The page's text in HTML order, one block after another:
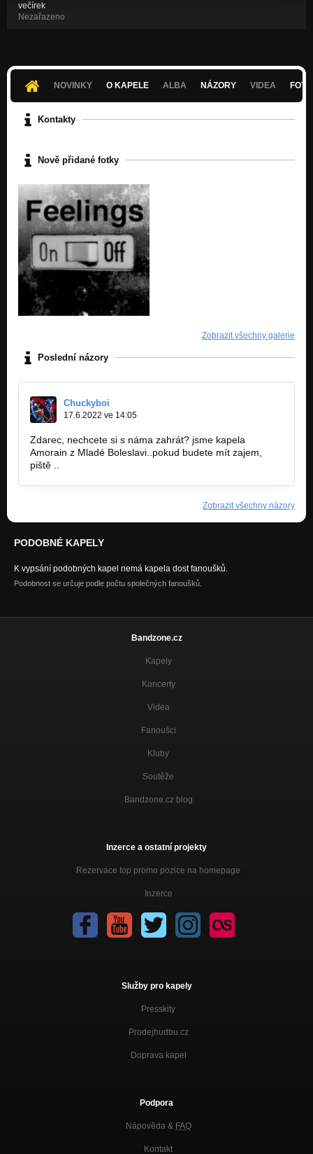
večírek
Nezařazeno
NOVINKY O KAPELE ALBA NÁZORY VIDEA
Kontakty
Nově přidané fotky
Zobrazit všechny galerie
Poslední názory
Chuckyboi
17.6.2022 ve 14:05
Zdarec, nechcete si s náma zahrát? jsme kapela
Amorain z Mladé Boleslavi..pokud budete mít zajem,
piště ..
Zobrazit všechny názory
PODOBNÉ KAPELY
K vypsání podobných kapel nemá kapela dost fanoušků.
Podobnost se určuje podle počtu společných fanoušků.
Bandzone.cz
Kapely
Koncerty
Videa
Fanoušci
Kluby
Soutěže
Bandzone.cz blog
Inzerce a ostatní projekty
Rezervace top promo pozice na homepage
Inzerce
Služby pro kapely
Presskity
Prodejhudbu.cz
Doprava kapel
Podpora
Nápověda & FAQ
Kontakt